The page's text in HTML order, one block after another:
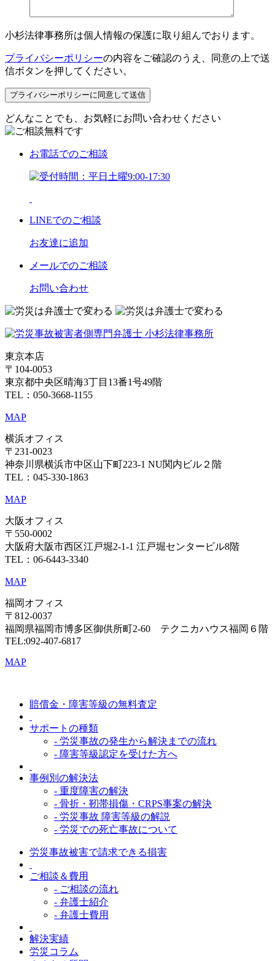
小杉法律事務所は個人情報の保護に取り組んでおります。
プライバシーポリシーの内容をご確認のうえ、同意の上で送
信ボタンを押してください。
どんなことでも、お気軽にお問い合わせください
お電話でのご相談
LINEでのご相談
お友達に追加
メールでのご相談
お問い合わせ
東京本店
〒104-0053
東京都中央区晴海3丁目13番1号49階
TEL：050-3668-1155
MAP
横浜オフィス
〒231-0023
神奈川県横浜市中区山下町223-1 NU関内ビル２階
TEL：045-330-1863
MAP
大阪オフィス
〒550-0002
大阪府大阪市西区江戸堀2-1-1 江戸堀センタービル8階
TEL：06-6443-3340
MAP
福岡オフィス
〒812-0037
福岡県福岡市博多区御供所町2-60 テクニカハウス福岡６階
TEL:092-407-6817
MAP
賠償金・障害等級の無料査定
サポートの種類
- 労災事故の発生から解決までの流れ
- 障害等級認定を受けた方へ
事例別の解決法
- 重度障害の解決
- 骨折・靭帯損傷・CRPS事案の解決
- 労災事故 障害等級の解説
- 労災での死亡事故について
労災事故被害で請求できる損害
ご相談＆費用
- ご相談の流れ
- 弁護士紹介
- 弁護士費用
解決実績
労災コラム